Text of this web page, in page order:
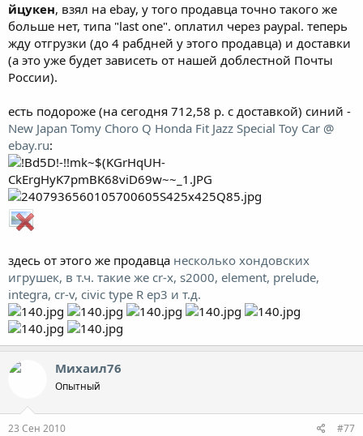
йцукен, взял на ebay, у того продавца точно такого же
больше нет, типа "last one". оплатил через paypal. теперь
жду отгрузки (до 4 рабдней у этого продавца) и доставки
(а это уже будет зависеть от нашей доблестной Почты
России).
есть подороже (на сегодня 712,58 р. с доставкой) синий -
New Japan Tomy Choro Q Honda Fit Jazz Special Toy Car @
ebay.ru:
здесь от этого же продавца несколько хондовских
игрушек, в т.ч. такие же cr-x, s2000, element, prelude,
integra, cr-v, civic type R ep3 и т.д.
Михаил76
Опытный
23 Сен 2010 #77